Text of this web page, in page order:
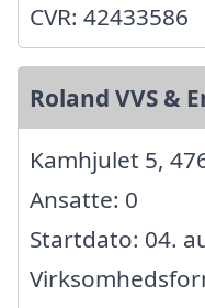
CVR: 42433586
Roland VVS &
Kamhjulet 5,
Ansatte: 0
Startdato: 04.